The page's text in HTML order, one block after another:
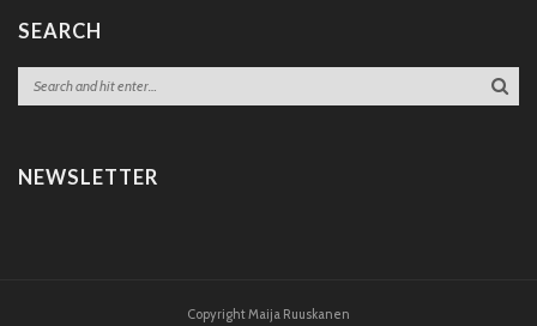
SEARCH
NEWSLETTER
Copyright Maija Ruuskanen